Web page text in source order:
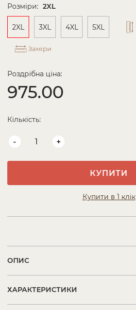
Розміри: 2XL
2XL 3XL 4XL 5XL
Заміри
Роздрібна ціна:
975.00
Кількість:
- +
КУПИТИ
Купити в 1 клік
ОПИС
ХАРАКТЕРИСТИКИ